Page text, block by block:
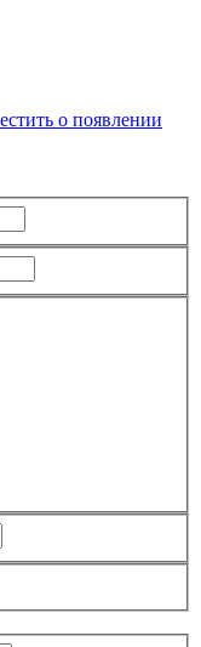
о появлении